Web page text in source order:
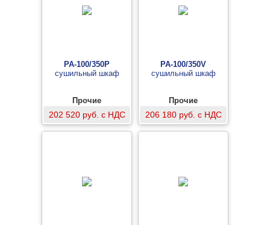
PA-100/350P
сушильный шкаф
Прочие
202 520 руб. с НДС
PA-100/350V
сушильный шкаф
Прочие
206 180 руб. с НДС